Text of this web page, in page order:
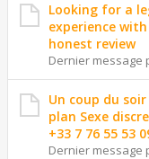
Looking for a
experience
honest review
Dernier message
Un coup du
plan Sexe
+33 7 76 55 53
Dernier message